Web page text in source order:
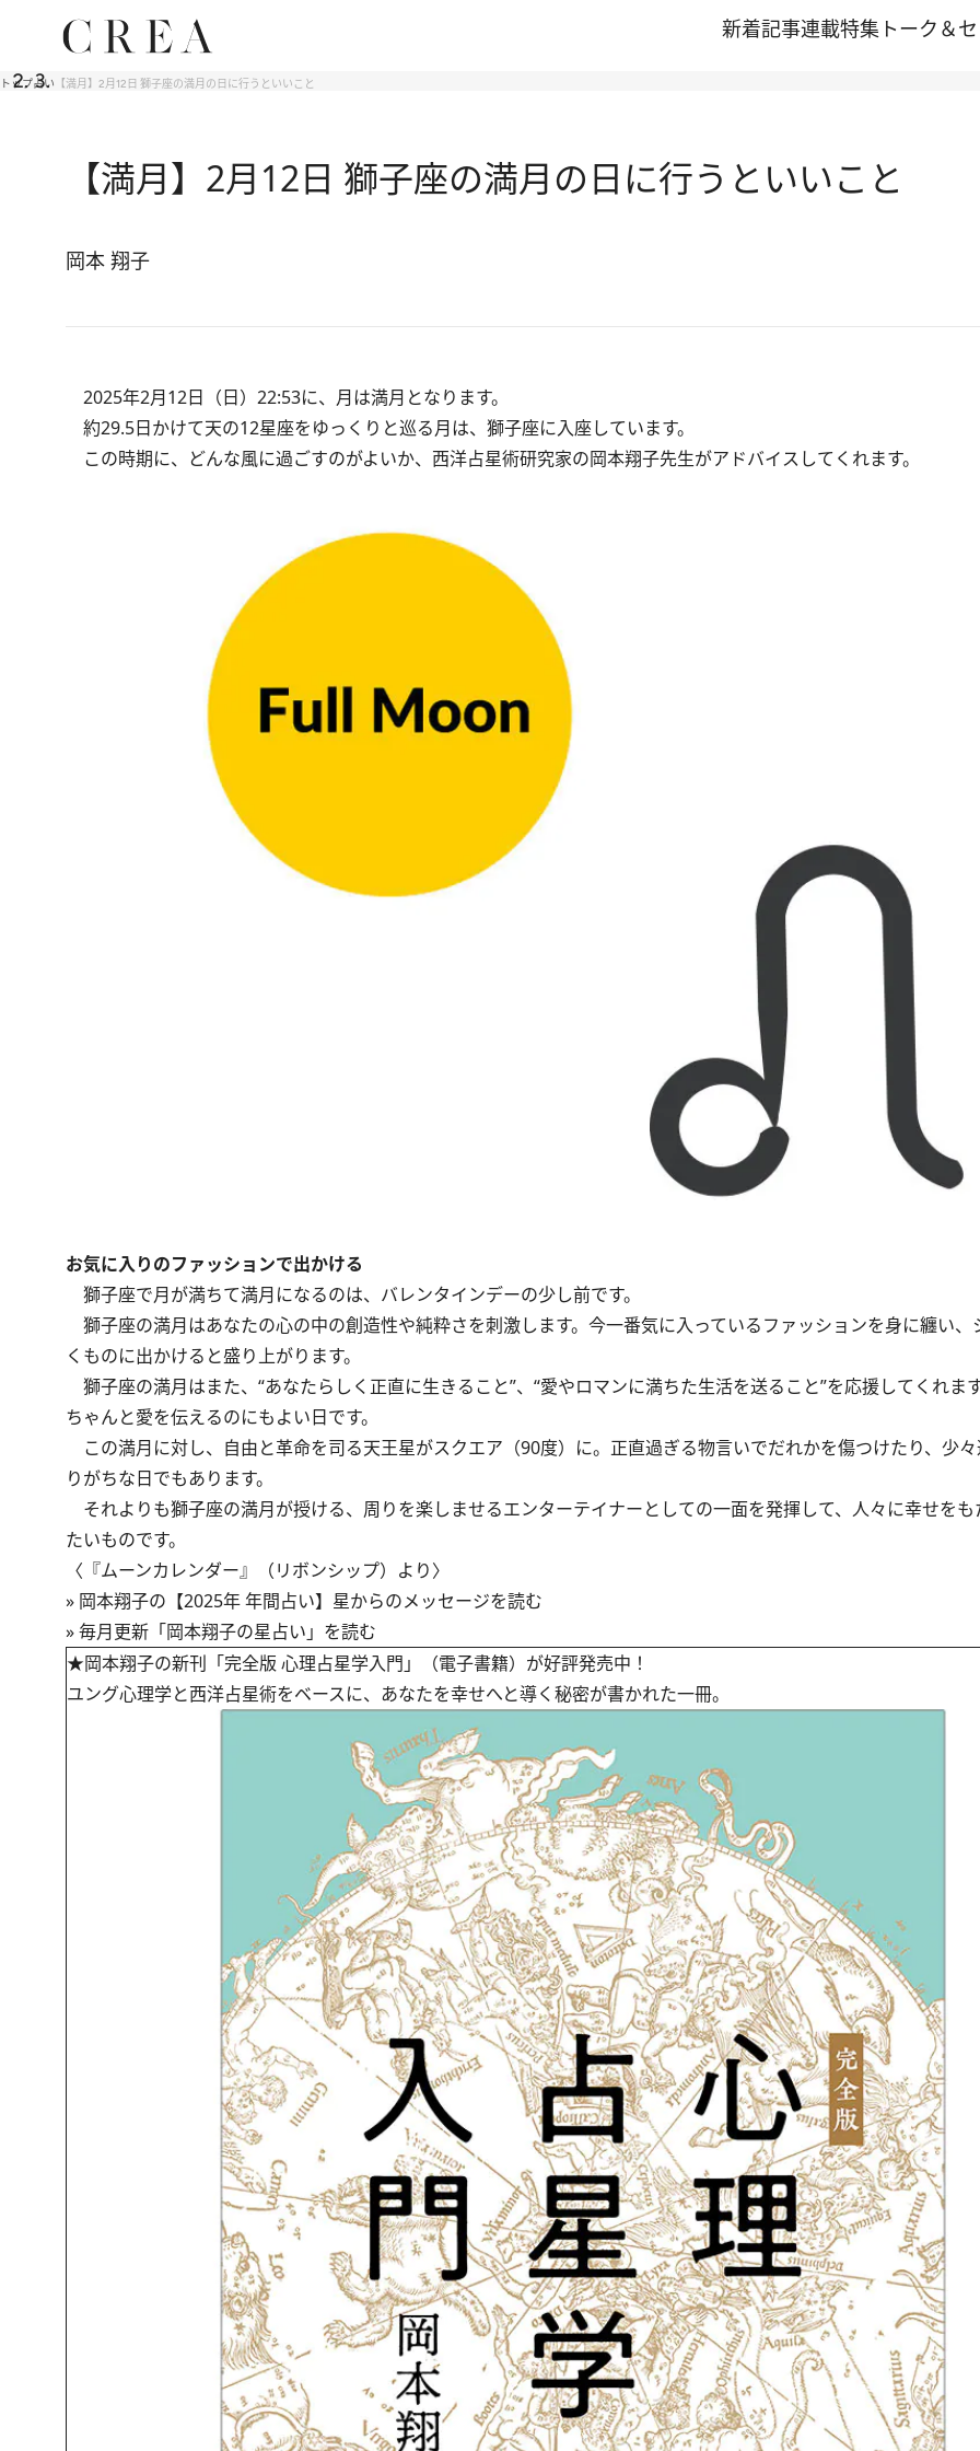
新着記事連載特集 トーク＆
トップ占い 【満月】2月12日 獅子座の満月の日に行うといいこと
【満月】2月12日 獅子座の満月の日に行うといいこと
岡本 翔子
2025年2月12日（日）22:53に、月は満月となります。
約29.5日かけて天の12星座をゆっくりと巡る月は、獅子座に入座しています。
この時期に、どんな風に過ごすのがよいか、西洋占星術研究家の岡本翔子先生がアドバイスしてくれます。
お気に入りのファッションで出かける
獅子座で月が満ちて満月になるのは、バレンタインデーの少し前です。
獅子座の満月はあなたの心の中の創造性や純粋さを刺激します。今一番気に入っているファッションを身に纏い、
くものに出かけると盛り上がります。
獅子座の満月はまた、“あなたらしく正直に生きること”、“愛やロマンに満ちた生活を送ること”を応援してくれま
ちゃんと愛を伝えるのにもよい日です。
この満月に対し、自由と革命を司る天王星がスクエア（90度）に。正直過ぎる物言いでだれかを傷つけたり、少
りがちな日でもあります。
それよりも獅子座の満月が授ける、周りを楽しませるエンターテイナーとしての一面を発揮して、人々に幸せをも
たいものです。
〈『ムーンカレンダー』（リボンシップ）より〉
» 岡本翔子の【2025年 年間占い】星からのメッセージを読む
»毎月更新「岡本翔子の星占い」を読む
★岡本翔子の新刊「完全版 心理占星学入門」（電子書籍）が好評発売中！
ユング心理学と西洋占星術をベースに、あなたを幸せへと導く秘密が書かれた一冊。